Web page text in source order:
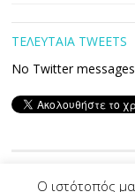
ΤΕΛΕΥΤΑΙΑ TWEETS
No Twitter
Copyright © 2026
Ο ιστότοπός